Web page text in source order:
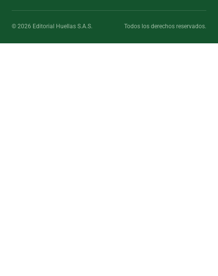
© 2026 Editorial Huellas S.A.S. Todos los derechos reservados.